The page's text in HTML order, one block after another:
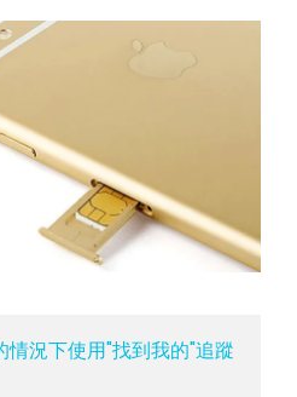
情況下使用"找到我的"追蹤